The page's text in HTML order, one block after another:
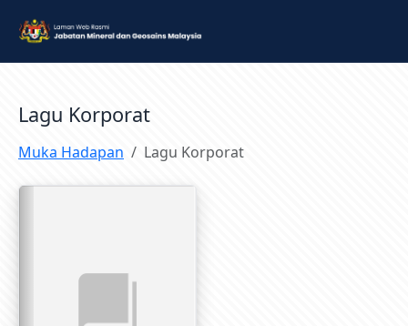
Lagu Korporat
Muka Hadapan Lagu Korporat